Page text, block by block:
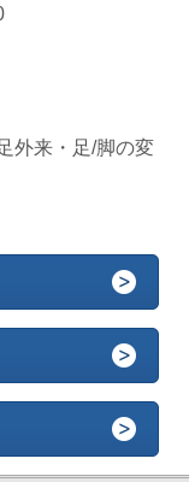
外来・足/脚の変